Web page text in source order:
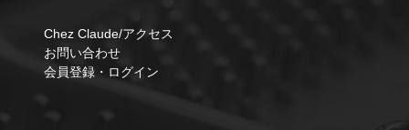
Chez Claude/アクセス
お問い合わせ
会員登録・ログイン